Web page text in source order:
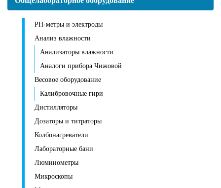
PH-метры и электроды
Анализ влажности
Анализаторы влажности
Аналоги прибора Чижовой
Весовое оборудование
Калибровочные гири
Дистилляторы
Дозаторы и титраторы
Колбонагреватели
Лабораторные бани
Люминометры
Микроскопы